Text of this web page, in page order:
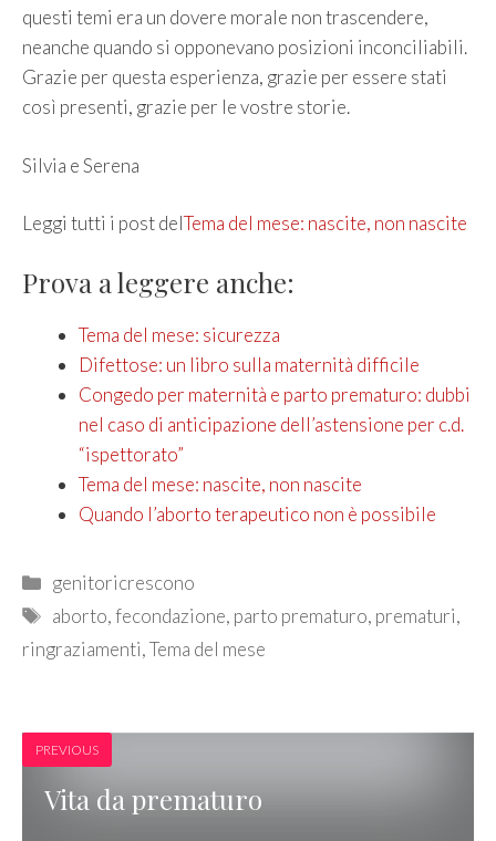
questi temi era un dovere morale non trascendere,
neanche quando si opponevano posizioni inconciliabili.
Grazie per questa esperienza, grazie per essere stati
così presenti, grazie per le vostre storie.
Silvia e Serena
Leggi tutti i post delTema del mese: nascite, non nascite
Prova a leggere anche:
Tema del mese: sicurezza
Difettose: un libro sulla maternità difficile
Congedo per maternità e parto prematuro: dubbi
nel caso di anticipazione dell’astensione per c.d.
“ispettorato”
Tema del mese: nascite, non nascite
Quando l’aborto terapeutico non è possibile
Categories
genitoricrescono
Tags
aborto,fecondazione, parto prematuro, prematuri,
ringraziamenti,Tema del mese
PREVIOUS
Vita da prematuro